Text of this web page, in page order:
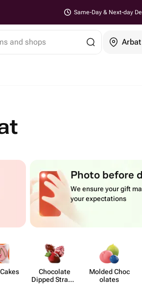
Same-Day & Next-day
and shops Arbat
Photo before
We ensure your gift
your expectations
Chocolate
Dipped Strawb​
Molded Choc​
olates